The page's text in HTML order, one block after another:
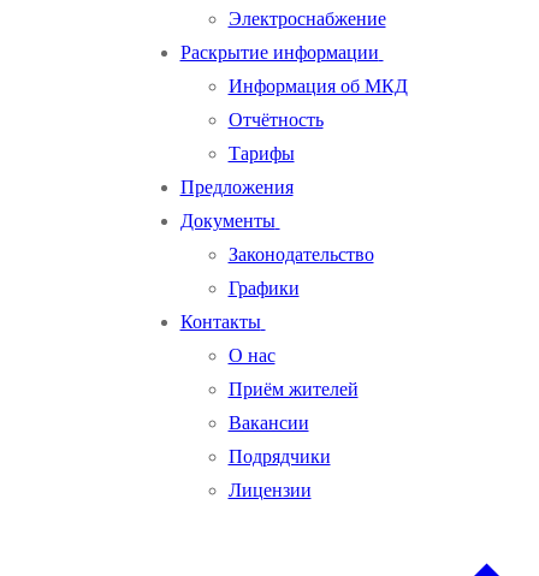
Электроснабжение
Раскрытие информации
Информация об МКД
Отчётность
Тарифы
Предложения
Документы
Законодательство
Графики
Контакты
О нас
Приём жителей
Вакансии
Подрядчики
Лицензии